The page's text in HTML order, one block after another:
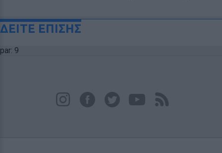
ΔΕΙΤΕ ΕΠΙΣΗΣ
par: 9